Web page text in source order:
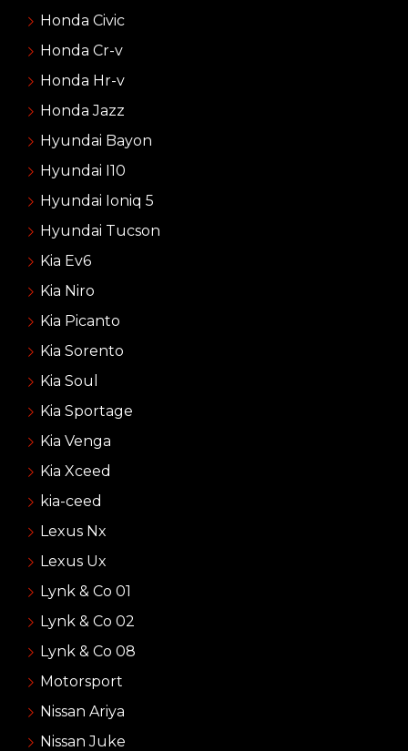
Honda Civic
Honda Cr-v
Honda Hr-v
Honda Jazz
Hyundai Bayon
Hyundai I10
Hyundai Ioniq 5
Hyundai Tucson
Kia Ev6
Kia Niro
Kia Picanto
Kia Sorento
Kia Soul
Kia Sportage
Kia Venga
Kia Xceed
kia-ceed
Lexus Nx
Lexus Ux
Lynk & Co 01
Lynk & Co 02
Lynk & Co 08
Motorsport
Nissan Ariya
Nissan Juke